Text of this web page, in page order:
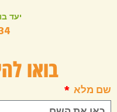
בואו
שם מלא